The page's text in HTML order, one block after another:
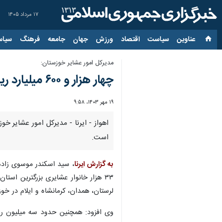
۱۷ مرداد ۱۴۰۵
عناوین‌ سیاست اقتصاد ورزش جهان جامعه فرهنگ
مدیرکل امور عشایر خوزستان:
چهار هزار و ۶۰۰ میلیارد ریال تسهیلات به عشایر خوزستان پرداخت شده است
۱۹ مهر ۱۴۰۳، ۹:۵۸